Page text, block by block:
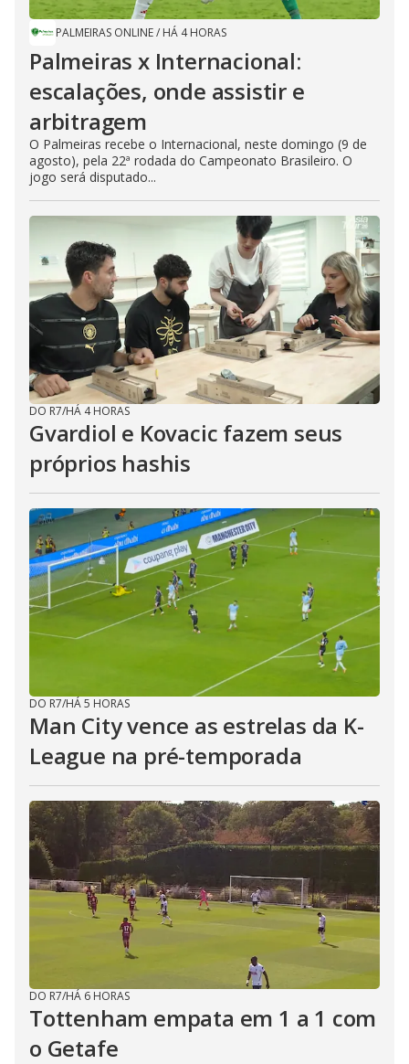
PALMEIRAS ONLINE/ HÁ 4 HORAS
Palmeiras x Internacional:
escalações, onde assistir e
arbitragem
O Palmeiras recebe o Internacional, neste domingo (9 de
agosto), pela 22ª rodada do Campeonato Brasileiro. O
jogo será disputado...
DO R7/HÁ 4 HORAS
Gvardiol e Kovacic fazem seus
próprios hashis
DO R7/HÁ 5 HORAS
Man City vence as estrelas da K-
League na pré-temporada
DO R7/HÁ 6 HORAS
Tottenham empata em 1 a 1 com
o Getafe